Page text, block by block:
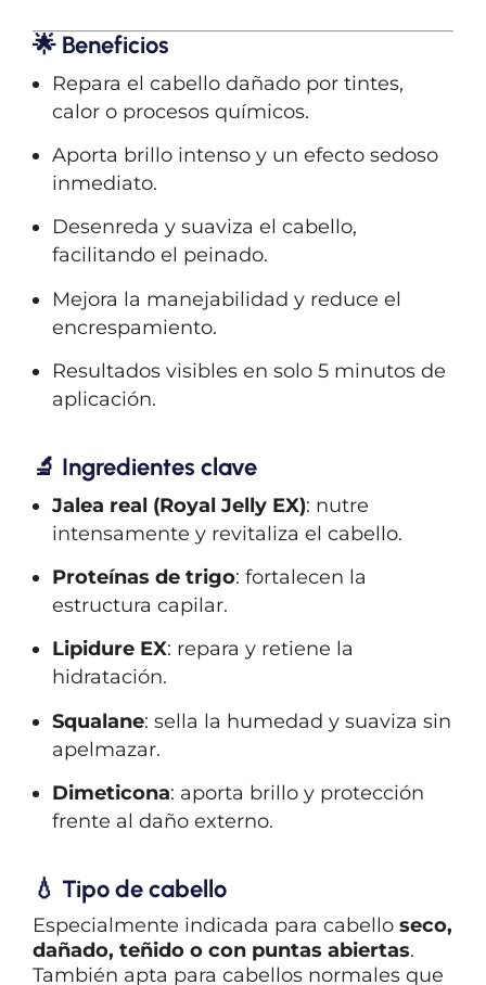
🌟 Beneficios
Repara el cabello dañado por tintes,
calor o procesos químicos.
Aporta brillo intenso y un efecto sedoso
inmediato.
Desenreda y suaviza el cabello,
facilitando el peinado.
Mejora la manejabilidad y reduce el
encrespamiento.
Resultados visibles en solo 5 minutos de
aplicación.
🔬 Ingredientes clave
Jalea real (Royal Jelly EX): nutre
intensamente y revitaliza el cabello.
Proteínas de trigo: fortalecen la
estructura capilar.
Lipidure EX: repara y retiene la
hidratación.
Squalane: sella la humedad y suaviza sin
apelmazar.
Dimeticona: aporta brillo y protección
frente al daño externo.
💧 Tipo de cabello
Especialmente indicada para cabello seco,
dañado, teñido o con puntas abiertas.
También apta para cabellos normales que